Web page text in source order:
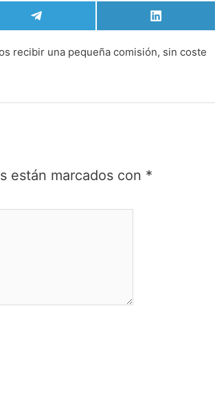
Compartir
en
Telegram
Compartir
en
LinkedIn
recibir una pequeña comisión, sin coste
están marcados con *